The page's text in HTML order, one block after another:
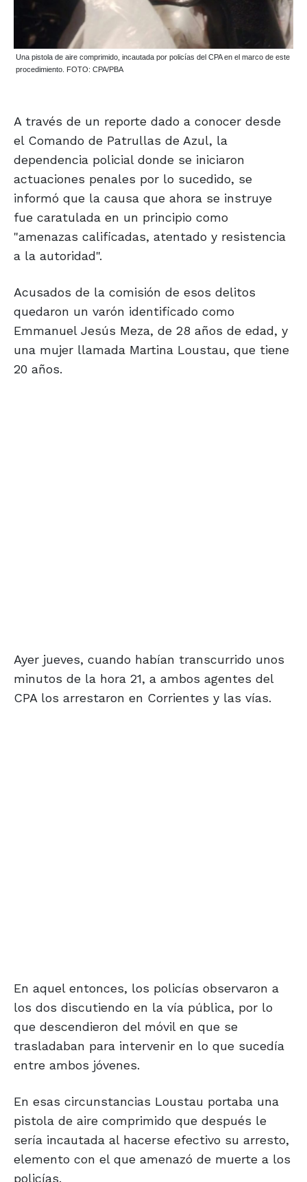
Una pistola de aire comprimido, incautada por policías del CPA en el marco de este
procedimiento. FOTO: CPA/PBA
A través de un reporte dado a conocer desde
el Comando de Patrullas de Azul, la
dependencia policial donde se iniciaron
actuaciones penales por lo sucedido, se
informó que la causa que ahora se instruye
fue caratulada en un principio como
"amenazas calificadas, atentado y resistencia
a la autoridad".
Acusados de la comisión de esos delitos
quedaron un varón identificado como
Emmanuel Jesús Meza, de 28 años de edad, y
una mujer llamada Martina Loustau, que tiene
20 años.
Ayer jueves, cuando habían transcurrido unos
minutos de la hora 21, a ambos agentes del
CPA los arrestaron en Corrientes y las vías.
En aquel entonces, los policías observaron a
los dos discutiendo en la vía pública, por lo
que descendieron del móvil en que se
trasladaban para intervenir en lo que sucedía
entre ambos jóvenes.
En esas circunstancias Loustau portaba una
pistola de aire comprimido que después le
sería incautada al hacerse efectivo su arresto,
elemento con el que amenazó de muerte a los
policías.